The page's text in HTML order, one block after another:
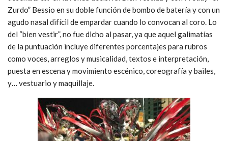
Zurdo” Bessio en su doble función de bombo de batería y con un
agudo nasal difícil de empardar cuando lo convocan al coro. Lo
del “bien vestir”, no fue dicho al pasar, ya que aquel galimatías
de la puntuación incluye diferentes porcentajes para rubros
como voces, arreglos y musicalidad, textos e interpretación,
puesta en escena y movimiento escénico, coreografía y bailes,
y… vestuario y maquillaje.